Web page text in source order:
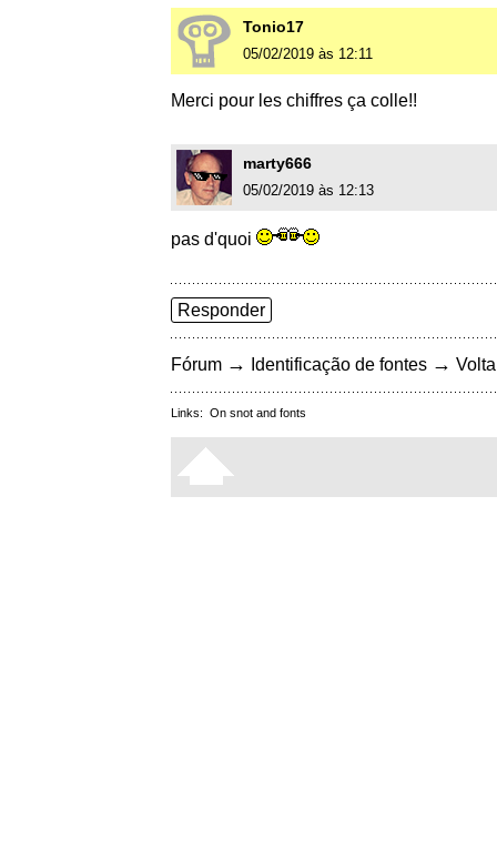
Tonio17
05/02/2019 às 12:11
Merci pour les chiffres ça colle!!
marty666
05/02/2019 às 12:13
pas d'quoi
Responder
Fórum → Identificação de fontes →
Links: On snot and fonts